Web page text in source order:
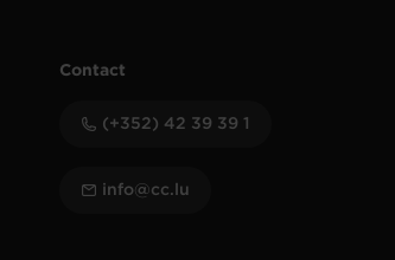
Contact
(+352) 42 39 39 1
info@cc.lu